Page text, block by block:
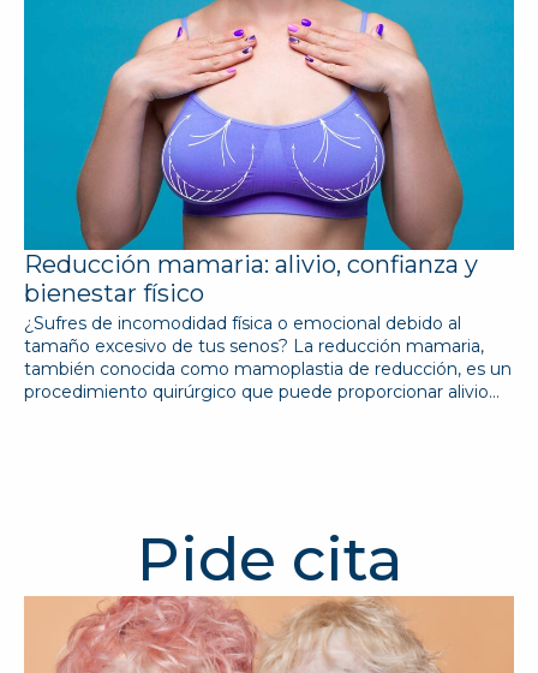
Reducción mamaria: alivio, confianza y
bienestar físico
¿Sufres de incomodidad física o emocional debido al
tamaño excesivo de tus senos? La reducción mamaria,
también conocida como mamoplastia de reducción, es un
procedimiento quirúrgico que puede proporcionar alivio…
Pide cita